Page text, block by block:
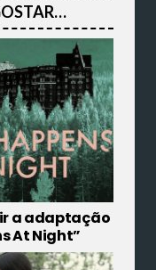
a adaptação
At Night”